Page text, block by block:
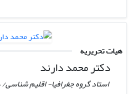
هیات تحریریه
دکتر محمد دارند
استاد گروه جغرافیا- اقلیم